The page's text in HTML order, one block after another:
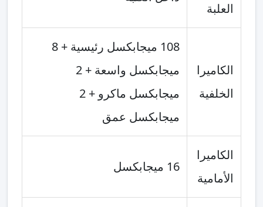
العلبة
الكاميرا
الخلفية
108 ميجابكسل رئيسية + 8
ميجابكسل واسعة + 2
ميجابكسل ماكرو + 2
ميجابكسل عمق
الكاميرا
الأمامية
16 ميجابكسل